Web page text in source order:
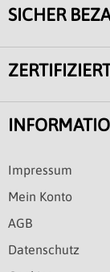
SICHER
Impressum
Mein Konto
AGB
Datenschutz